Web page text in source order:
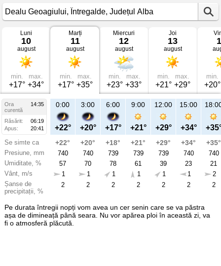
Vremea
Dealu
Geoagiului
mâine
Întregalde,
Județul
Alba
Luni
10
august
min.
+17°
max.
+34°
Marți
11
august
min.
+17°
max.
+35°
Miercuri
12
august
min.
+23°
max.
+33°
Joi
13
august
min.
+21°
max.
+29°
min.
+20°
Ora
14:35
curentă
Răsărit:
06:19
Apus:
20:41
Se simte ca
Presiune, mm
Umiditate, %
Vânt, m/s
Șanse de
precipitații, %
21:00
+29°
+29°
740
33
2
2
Ma
aug
0:00
+22°
+22°
740
57
1
2
3:00
+20°
+20°
740
70
1
2
6:00
+17°
+18°
739
78
1
2
9:00
+21°
+21°
739
61
1
2
12:00
+29°
+29°
739
39
1
2
15:00
+34°
+34°
740
23
1
2
+35°
740
21
2
2
Pe durata întregii nopți vom avea un cer senin care se va păstra
așa de dimineață până seara. Nu vor apărea ploi în această zi, va
fi o atmosferă plăcută.